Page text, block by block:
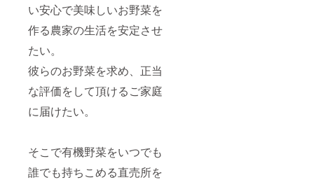
い安心で美味しいお野菜を
作る農家の生活を安定させ
たい。
彼らのお野菜を求め、正当
な評価をして頂けるご家庭
に届けたい。
そこで有機野菜をいつでも
誰でも持ちこめる直売所を